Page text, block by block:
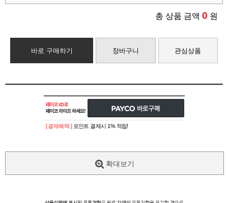
총 상품 금액 0 원
바로 구매하기 장바구니 관심상품
[ 결제혜택 ] 포인트 결제시 1% 적립!
확대보기